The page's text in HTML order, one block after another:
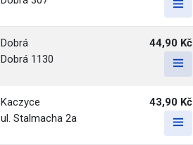
Dobrá
Dobrá 1130
44,90 Kč
Kaczyce
ul. Stalmacha 2a
43,90 Kč